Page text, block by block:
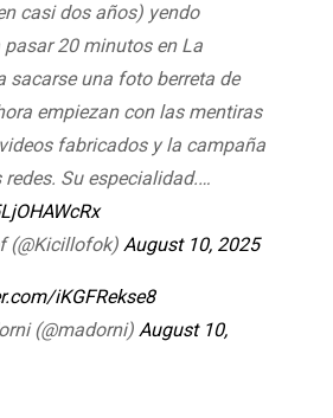
casi dos años) yendo
20 minutos en La
sacarse una foto berreta de
empiezan con las mentiras
fabricados y la campaña
redes. Su especialidad.…
(@Kicillofok) August 10, 2025
iKGFRekse8
(@madorni) August 10,